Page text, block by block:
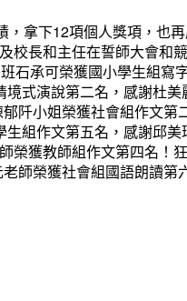
拿下12項個人獎項，也
校長和主任在誓師大會和
石承可榮獲國小學生組
式演說第二名，感謝杜
阡小姐榮獲社會組作文
組作文第五名，感謝邱
榮獲教師組作文第四名！
師榮獲社會組國語朗讀